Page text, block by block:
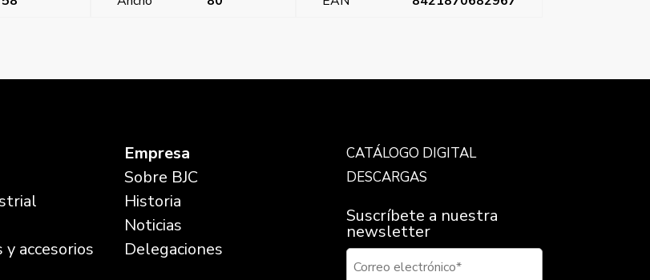
accesorios
Empresa
Sobre BJC
Historia
Noticias
Delegaciones
CATÁLOGO DIGITAL
DESCARGAS
Suscríbete a nuestra
newsletter